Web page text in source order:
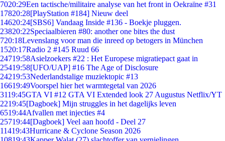
7020:29Een tactische/militaire analyse van het front in Oekraïne #31
17820:28[PlayStation #184] Nieuw deel
14620:24[SBS6] Vandaag Inside #136 - Boekje pluggen.
23820:22Speciaalbieren #80: another one bites the dust
720:18Levenslang voor man die inreed op betogers in München
1520:17Radio 2 #145 Ruud 66
24719:58Asielzoekers #22 : Het Europese migratiepact gaat in
25419:58[UFO/UAP] #16 The Age of Disclosure
24219:53Nederlandstalige muziektopic #13
16619:49Voorspel hier het warmtegetal van 2026
3119:45GTA VI #12 GTA VI Extended look 27 Augustus Netflix/YT
2219:45[Dagboek] Mijn struggles in het dagelijks leven
6519:44Afvallen met injecties #4
25719:44[Dagboek] Veel aan hoofd - Deel 27
11419:43Hurricane & Cyclone Season 2026